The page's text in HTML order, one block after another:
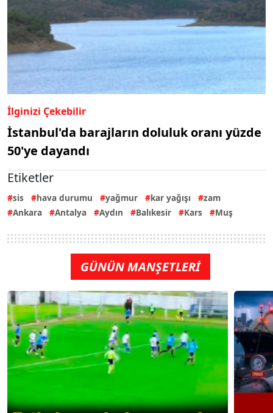
İlginizi Çekebilir
İstanbul'da barajların doluluk oranı yüzde
50'ye dayandı
Etiketler
sis hava durumu yağmur kar yağışı
zam
Ankara
Antalya Aydın Balıkesir Kars Muş
GÜNÜN MANŞETLERİ